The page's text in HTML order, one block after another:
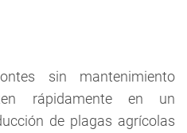
sin mantenimiento
rápidamente en un
de plagas agrícolas